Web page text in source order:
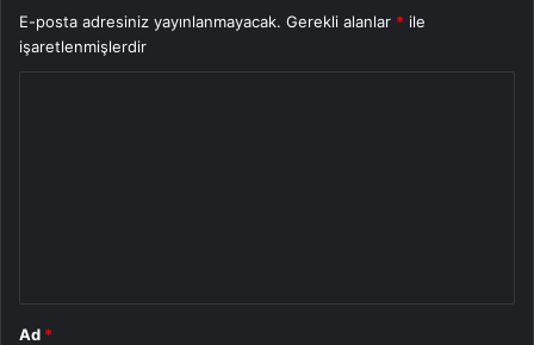
E-posta adresiniz yayınlanmayacak. Gerekli alanlar * ile
işaretlenmişlerdir
Ad *